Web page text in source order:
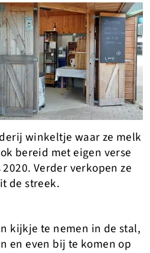
winkeltje waar ze melk
bereid met eigen verse
Verder verkopen ze
de streek.
kijkje te nemen in de stal,
en even bij te komen op